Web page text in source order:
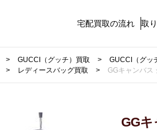
宅配買取の流れ 取
GUCCI（グッチ）買取 GUCCI（グッ
レディースバッグ買取 GGキャンバス
GGキ